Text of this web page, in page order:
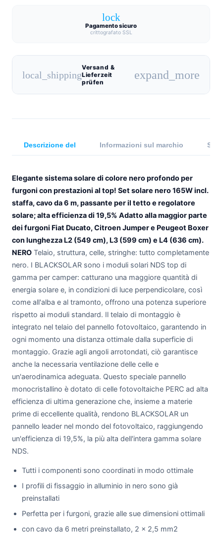
lock
Pagamento sicuro
crittografato SSL
local_shipping
Versand &
Lieferzeit
prüfen
expand_more
Descrizione del Informazioni sul marchio
Elegante sistema solare di colore nero profondo per
furgoni con prestazioni al top! Set solare nero 165W incl.
staffa, cavo da 6 m, passante per il tetto e regolatore
solare; alta efficienza di 19,5% Adatto alla maggior parte
dei furgoni Fiat Ducato, Citroen Jumper e Peugeot Boxer
con lunghezza L2 (549 cm), L3 (599 cm) e L4 (636 cm).
NERO Telaio, struttura, celle, stringhe: tutto completamente
nero. I BLACKSOLAR sono i moduli solari NDS top di
gamma per camper: catturano una maggiore quantità di
energia solare e, in condizioni di luce perpendicolare, così
come all'alba e al tramonto, offrono una potenza superiore
rispetto ai moduli standard. Il telaio di montaggio è
integrato nel telaio del pannello fotovoltaico, garantendo in
ogni momento una distanza ottimale dalla superficie di
montaggio. Grazie agli angoli arrotondati, ciò garantisce
anche la necessaria ventilazione delle celle e
un'aerodinamica adeguata. Questo speciale pannello
monocristallino è dotato di celle fotovoltaiche PERC ad alta
efficienza di ultima generazione che, insieme a materie
prime di eccellente qualità, rendono BLACKSOLAR un
pannello leader nel mondo del fotovoltaico, raggiungendo
un'efficienza di 19,5%, la più alta dell'intera gamma solare
NDS.
Tutti i componenti sono coordinati in modo ottimale
I profili di fissaggio in alluminio in nero sono già
preinstallati
Perfetta per i furgoni, grazie alle sue dimensioni ottimali
con cavo da 6 metri preinstallato, 2 x 2,5 mm2